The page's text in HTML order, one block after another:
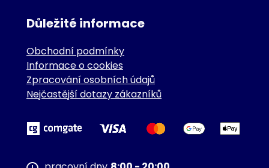
Důležité informace
Obchodní podmínky
Informace o cookies
Zpracování osobních údajů
Nejčastější dotazy zákazníků